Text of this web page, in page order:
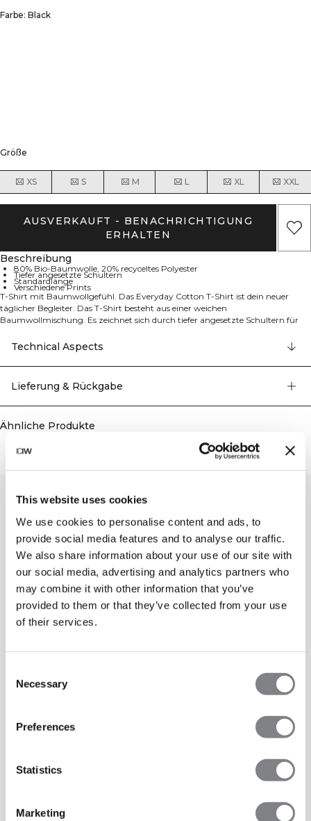
This website uses cookies
We use cookies to personalise content and ads, to
provide social media features and to analyse our traffic.
We also share information about your use of our site with
our social media, advertising and analytics partners who
may combine it with other information that you’ve
provided to them or that they’ve collected from your use
of their services.
Selection
Necessary
Preferences
Statistics
Marketing
Farbe: Black
Größe
XS S M L XL XXL
AUSVERKAUFT - BENACHRICHTIGUNG
ERHALTEN
Beschreibung
80% Bio-Baumwolle, 20% recyceltes Polyester
Tiefer angesetzte Schultern
Standardlänge
Verschiedene Prints
T-Shirt mit Baumwollgefühl. Das Everyday Cotton T-Shirt ist dein neuer
täglicher Begleiter. Das T-Shirt besteht aus einer weichen
Baumwollmischung. Es zeichnet sich durch tiefer angesetzte Schultern für
entspannten Passform für ultimativen Komfort.
- Weiche Baumwollmischung für höchsten Tragekomfort
- Tiefer angesetzte Schultern für einen modernen Look
- Entspannte Passform
Technical Aspects
Lieferung & Rückgabe
Ähnliche Produkte